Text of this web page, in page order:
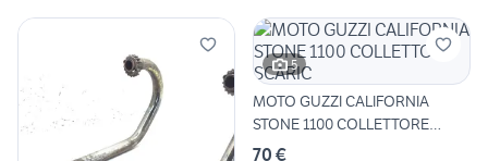
5
MOTO GUZZI CALIFORNIA
STONE 1100 COLLETTORE
SCARIC
70 €